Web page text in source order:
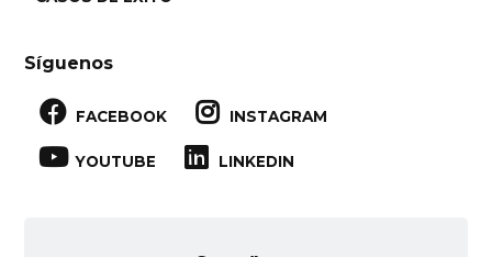
Síguenos
 FACEBOOK  INSTAGRAM
 YOUTUBE  LINKEDIN